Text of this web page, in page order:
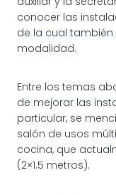
conocer las
de la cual
modalidad.
Entre los temas
de mejorar las
particular, se
salón de usos
cocina, que
(2×1.5 metros).